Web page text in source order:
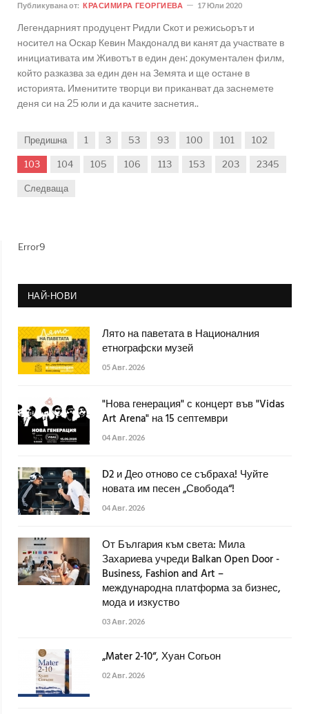
Публикувана от: КРАСИМИРА ГЕОРГИЕВА 17 Юли 2020
Легендарният продуцент Ридли Скот и режисьорът и
носител на Оскар Кевин Макдоналд ви канят да участвате в
инициативата им Животът в един ден: документален филм,
който разказва за един ден на Земята и ще остане в
историята. Именитите творци ви приканват да заснемете
деня си на 25 юли и да качите заснетия..
Предишна 1 3 53 93 100 101 102
103 104 105 106 113 153 203 2345
Следваща
Error9
НАЙ-НОВИ
Лято на паветата в Националния
етнографски музей
05 Авг. 2026
"Нова генерация" с концерт във "Vidas
Art Arena" на 15 септември
04 Авг. 2026
D2 и Део отново се събраха! Чуйте
новата им песен „Свобода“!
04 Авг. 2026
От България към света: Мила
Захариева учреди Balkan Open Door -
Business, Fashion and Art –
международна платформа за бизнес,
мода и изкуство
03 Авг. 2026
„Mater 2-10“, Хуан Согьон
02 Авг. 2026